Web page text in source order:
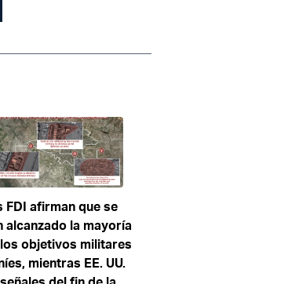
FDI afirman que se
alcanzado la mayoría
objetivos militares
mientras EE. UU.